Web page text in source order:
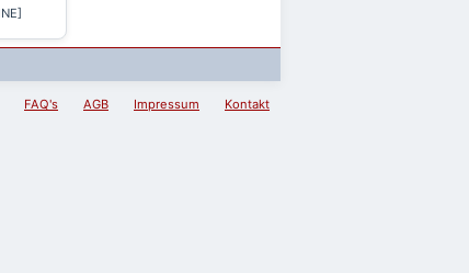
FAQ's AGB Impressum Kontakt